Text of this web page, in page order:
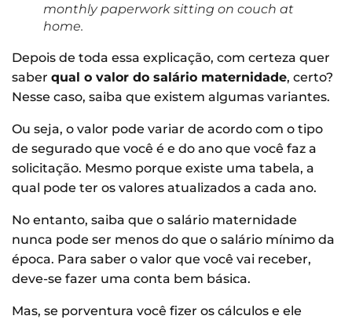
monthly paperwork sitting on couch at
home.
Depois de toda essa explicação, com certeza quer
saber qual o valor do salário maternidade, certo?
Nesse caso, saiba que existem algumas variantes.
Ou seja, o valor pode variar de acordo com o tipo
de segurado que você é e do ano que você faz a
solicitação. Mesmo porque existe uma tabela, a
qual pode ter os valores atualizados a cada ano.
No entanto, saiba que o salário maternidade
nunca pode ser menos do que o salário mínimo da
época. Para saber o valor que você vai receber,
deve-se fazer uma conta bem básica.
Mas, se porventura você fizer os cálculos e ele